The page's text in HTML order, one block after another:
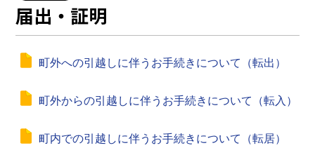
届出・証明
町外への引越しに伴うお手続きについて（転出）
町外からの引越しに伴うお手続きについて（転入）
町内での引越しに伴うお手続きについて（転居）